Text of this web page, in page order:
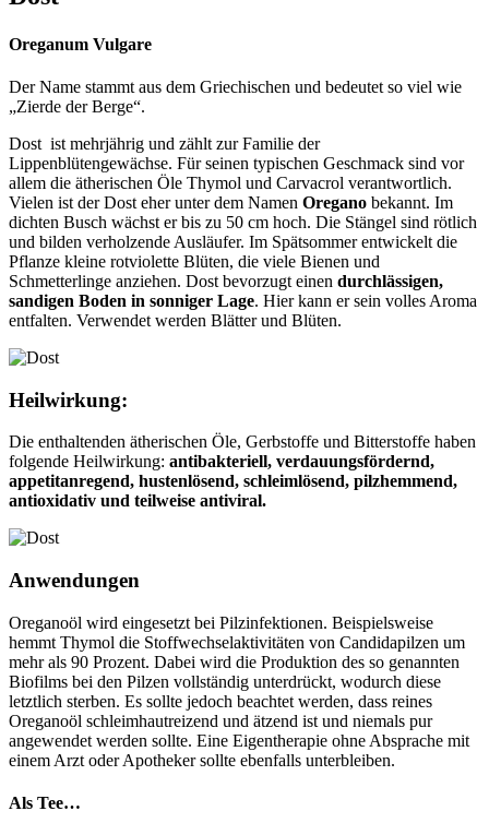
Oreganum Vulgare
Der Name stammt aus dem Griechischen und bedeutet so viel wie
„Zierde der Berge“.
Dost ist mehrjährig und zählt zur Familie der
Lippenblütengewächse. Für seinen typischen Geschmack sind vor
allem die ätherischen Öle Thymol und Carvacrol verantwortlich.
Vielen ist der Dost eher unter dem Namen Oregano bekannt. Im
dichten Busch wächst er bis zu 50 cm hoch. Die Stängel sind rötlich
und bilden verholzende Ausläufer. Im Spätsommer entwickelt die
Pflanze kleine rotviolette Blüten, die viele Bienen und
Schmetterlinge anziehen. Dost bevorzugt einen durchlässigen,
sandigen Boden in sonniger Lage. Hier kann er sein volles Aroma
entfalten. Verwendet werden Blätter und Blüten.
Heilwirkung:
Die enthaltenden ätherischen Öle, Gerbstoffe und Bitterstoffe haben
folgende Heilwirkung: antibakteriell, verdauungsfördernd,
appetitanregend, hustenlösend, schleimlösend, pilzhemmend,
antioxidativ und teilweise antiviral.
Anwendungen
Oreganoöl wird eingesetzt bei Pilzinfektionen. Beispielsweise
hemmt Thymol die Stoffwechselaktivitäten von Candidapilzen um
mehr als 90 Prozent. Dabei wird die Produktion des so genannten
Biofilms bei den Pilzen vollständig unterdrückt, wodurch diese
letztlich sterben. Es sollte jedoch beachtet werden, dass reines
Oreganoöl schleimhautreizend und ätzend ist und niemals pur
angewendet werden sollte. Eine Eigentherapie ohne Absprache mit
einem Arzt oder Apotheker sollte ebenfalls unterbleiben.
Als Tee…